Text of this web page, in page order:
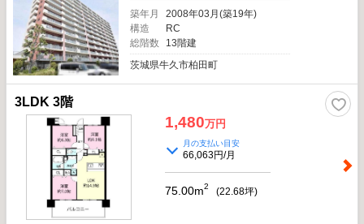
築年月
2008年03月(築19年)
構造
RC
総階数
13階建
茨城県牛久市柏田町
3LDK 3階
1,480万円
月の支払い目安
66,063円/月
75.00m2 (22.68坪)